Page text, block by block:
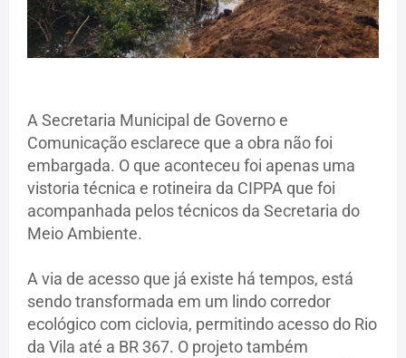
A Secretaria Municipal de Governo e
Comunicação esclarece que a obra não foi
embargada. O que aconteceu foi apenas uma
vistoria técnica e rotineira da CIPPA que foi
acompanhada pelos técnicos da Secretaria do
Meio Ambiente.
A via de acesso que já existe há tempos, está
sendo transformada em um lindo corredor
ecológico com ciclovia, permitindo acesso do Rio
da Vila até a BR 367. O projeto também